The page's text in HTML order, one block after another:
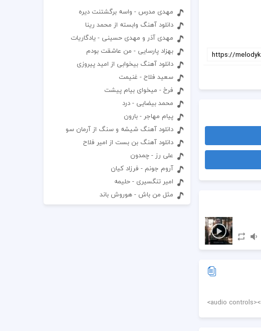
مهدی مدرس - واسه برگشتنت دیره
دانلود آهنگ وابسته از محمد رینا
مهدی آذر و مهدی حسینی - یادگاریات
بهزاد پارسایی - من عاشقت بودم
دانلود آهنگ بیخوابی از امید پیروزی
سعید فلاح - غنیمت
فرخ - میخوای بیام پیشت
محمد بیضایی - درد
پیام مهاجر - بارون
دانلود آهنگ شیشه و سنگ از آرمان سو
دانلود آهنگ بن بست از امیر فلاح
علی رز - چمدون
آروم جونم - فرزاد کیان
امیر تنگسیری - حلیمه
مثل من باش - هوروش باند